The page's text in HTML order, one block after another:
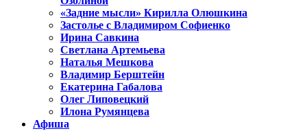
«Задние мысли» Кирилла Олюшкина
Застолье с Владимиром Софиенко
Ирина Савкина
Светлана Артемьева
Наталья Мешкова
Владимир Берштейн
Екатерина Габалова
Олег Липовецкий
Илона Румянцева
Афиша